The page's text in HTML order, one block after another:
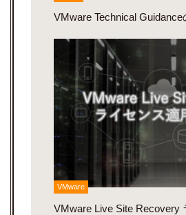
VMware Technical
VMware
VMware Live Site Recovery